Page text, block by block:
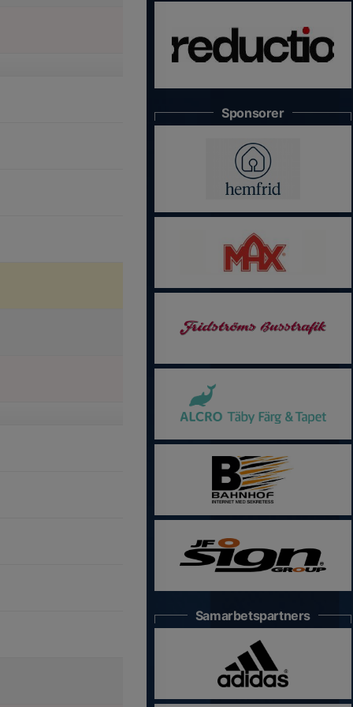
Sponsorer
Samarbetspartners